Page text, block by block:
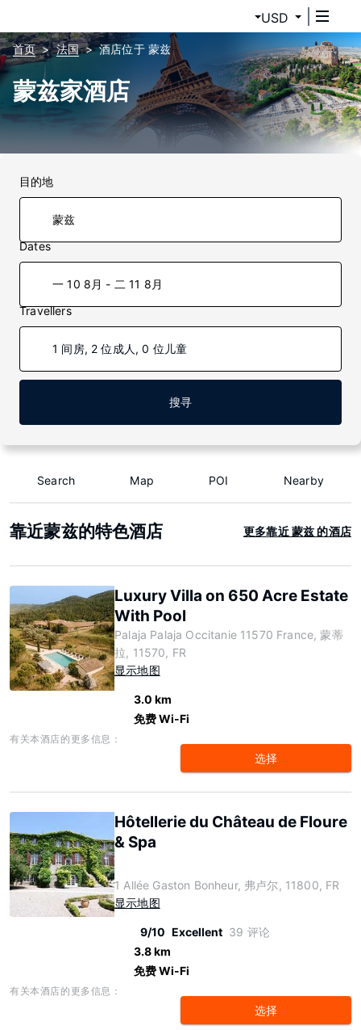
USD
首页 法国 酒店位于 蒙兹
蒙兹家酒店
目的地
Dates
一 10 8月 - 二 11 8月
Travellers
1 间房, 2 位成人, 0 位儿童
搜寻
Search Map POI Nearby
靠近蒙兹的特色酒店 更多靠近 蒙兹 的酒店
Luxury Villa on 650 Acre Estate
With Pool
Palaja Palaja Occitanie 11570 France, 蒙蒂
拉, 11570, FR
显示地图
3.0 km
免费 Wi-Fi
有关本酒店的更多信息：
选择
Hôtellerie du Château de Floure
& Spa
1 Allée Gaston Bonheur, 弗卢尔, 11800, FR
显示地图
9/10 Excellent 39 评论
3.8 km
免费 Wi-Fi
有关本酒店的更多信息：
选择